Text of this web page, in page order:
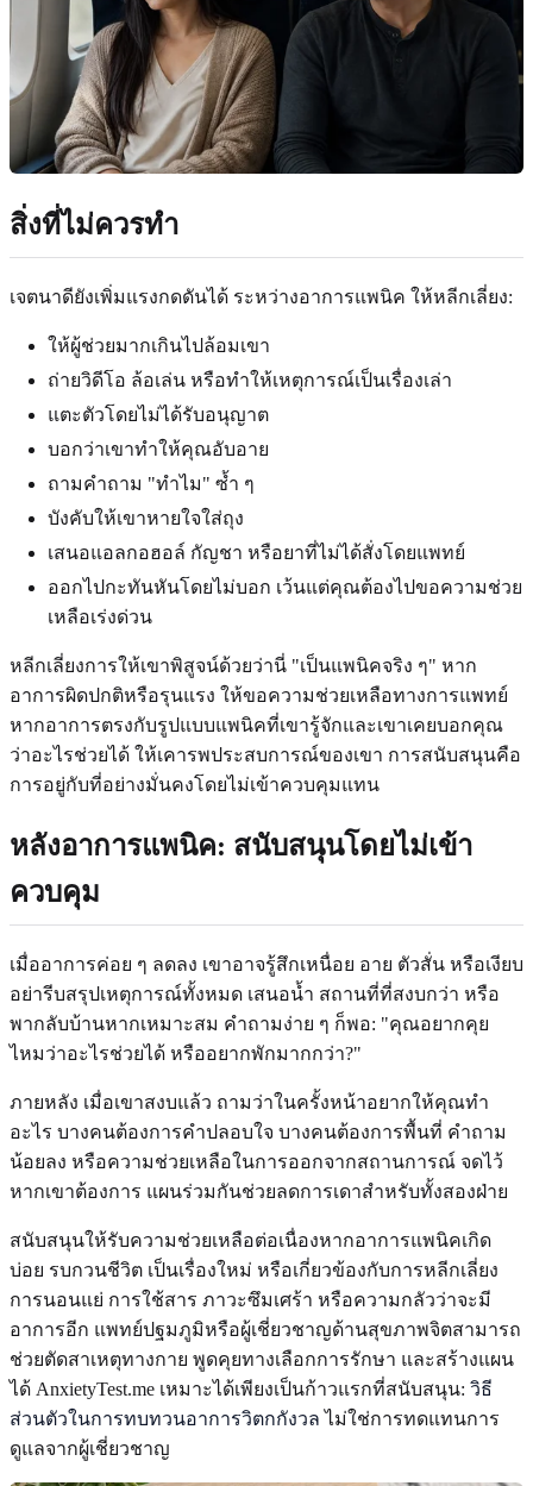
สิ่งที่ไม่ควรทำ
เจตนาดียังเพิ่มแรงกดดันได้ ระหว่างอาการแพนิค ให้หลีกเลี่ยง:
ให้ผู้ช่วยมากเกินไปล้อมเขา
ถ่ายวิดีโอ ล้อเล่น หรือทำให้เหตุการณ์เป็นเรื่องเล่า
แตะตัวโดยไม่ได้รับอนุญาต
บอกว่าเขาทำให้คุณอับอาย
ถามคำถาม "ทำไม" ซ้ำ ๆ
บังคับให้เขาหายใจใส่ถุง
เสนอแอลกอฮอล์ กัญชา หรือยาที่ไม่ได้สั่งโดยแพทย์
ออกไปกะทันหันโดยไม่บอก เว้นแต่คุณต้องไปขอความช่วย
เหลือเร่งด่วน
หลีกเลี่ยงการให้เขาพิสูจน์ด้วยว่านี่ "เป็นแพนิคจริง ๆ" หาก
อาการผิดปกติหรือรุนแรง ให้ขอความช่วยเหลือทางการแพทย์
หากอาการตรงกับรูปแบบแพนิคที่เขารู้จักและเขาเคยบอกคุณ
ว่าอะไรช่วยได้ ให้เคารพประสบการณ์ของเขา การสนับสนุนคือ
การอยู่กับที่อย่างมั่นคงโดยไม่เข้าควบคุมแทน
หลังอาการแพนิค: สนับสนุนโดยไม่เข้า
ควบคุม
เมื่ออาการค่อย ๆ ลดลง เขาอาจรู้สึกเหนื่อย อาย ตัวสั่น หรือเงียบ
อย่ารีบสรุปเหตุการณ์ทั้งหมด เสนอน้ำ สถานที่ที่สงบกว่า หรือ
พากลับบ้านหากเหมาะสม คำถามง่าย ๆ ก็พอ: "คุณอยากคุย
ไหมว่าอะไรช่วยได้ หรืออยากพักมากกว่า?"
ภายหลัง เมื่อเขาสงบแล้ว ถามว่าในครั้งหน้าอยากให้คุณทำ
อะไร บางคนต้องการคำปลอบใจ บางคนต้องการพื้นที่ คำถาม
น้อยลง หรือความช่วยเหลือในการออกจากสถานการณ์ จดไว้
หากเขาต้องการ แผนร่วมกันช่วยลดการเดาสำหรับทั้งสองฝ่าย
สนับสนุนให้รับความช่วยเหลือต่อเนื่องหากอาการแพนิคเกิด
บ่อย รบกวนชีวิต เป็นเรื่องใหม่ หรือเกี่ยวข้องกับการหลีกเลี่ยง
การนอนแย่ การใช้สาร ภาวะซึมเศร้า หรือความกลัวว่าจะมี
อาการอีก แพทย์ปฐมภูมิหรือผู้เชี่ยวชาญด้านสุขภาพจิตสามารถ
ช่วยตัดสาเหตุทางกาย พูดคุยทางเลือกการรักษา และสร้างแผน
ได้ AnxietyTest.me เหมาะได้เพียงเป็นก้าวแรกที่สนับสนุน: วิธี
ส่วนตัวในการทบทวนอาการวิตกกังวล ไม่ใช่การทดแทนการ
ดูแลจากผู้เชี่ยวชาญ